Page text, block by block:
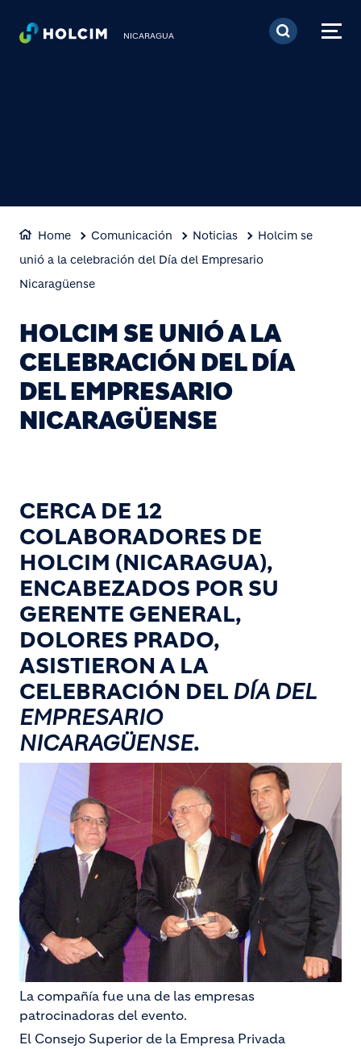
Pasar al contenido
NICARAGUA
Home Comunicación Noticias
Holcim se
unió a la celebración del Día del Empresario
Nicaragüense
HOLCIM SE UNIÓ A LA
CELEBRACIÓN DEL DÍA
DEL EMPRESARIO
NICARAGÜENSE
CERCA DE 12
COLABORADORES DE
HOLCIM (NICARAGUA),
ENCABEZADOS POR SU
GERENTE GENERAL,
DOLORES PRADO,
ASISTIERON A LA
CELEBRACIÓN DEL DÍA DEL
EMPRESARIO
NICARAGÜENSE.
La compañía fue una de las empresas
patrocinadoras del evento.
El Consejo Superior de la Empresa Privada